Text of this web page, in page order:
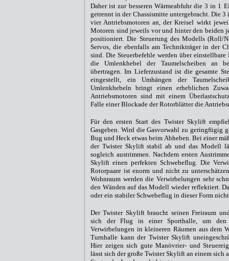
Daher ist zur besseren Wärmeabfuhr die 3 in 1
getrennt in der Chassismitte untergebracht. Die
vier Antriebsmotoren an, der Kreisel wirkt
Motoren sind jeweils vor und hinter den beiden
positioniert. Die Steuerung des Modells (Roll/
Servos, die ebenfalls am Technikträger in der
sind. Die Steuerbefehle werden über einstellbare
die Umlenkhebel der Taumelscheiben an
übertragen. Im Lieferzustand ist die gesamte
eingestellt, ein Umhängen der
Umlenkhebeln bringt einen erheblichen
Antriebsmotoren sind mit einem
Falle einer Blockade der Rotorblätter die
Für den ersten Start des Twister Skylift
Gasgeben. Wird die Gasvorwahl zu geringfügig
Bug und Heck etwas beim Abheben. Bei einer
der Twister Skylift stabil ab und das Modell
sogleich austrimmen. Nachdem ersten
Skylift einen perfekten Schwebeflug. Die
Rotorpaare ist enorm und nicht zu
Wohnraum werden die Verwirbelungen sehr
den Wänden auf das Modell wieder reflektiert.
oder ein stabiler Schwebeflug in dieser Form
Der Twister Skylift braucht seinen Freiraum
sich der Flug in einer Sporthalle, um den
Verwirbelungen in kleineren Räumen aus dem
Turnhalle kann der Twister Skylift
Hier zeigen sich gute Manövrier- und
lässt sich der große Twister Skylift an einem sich